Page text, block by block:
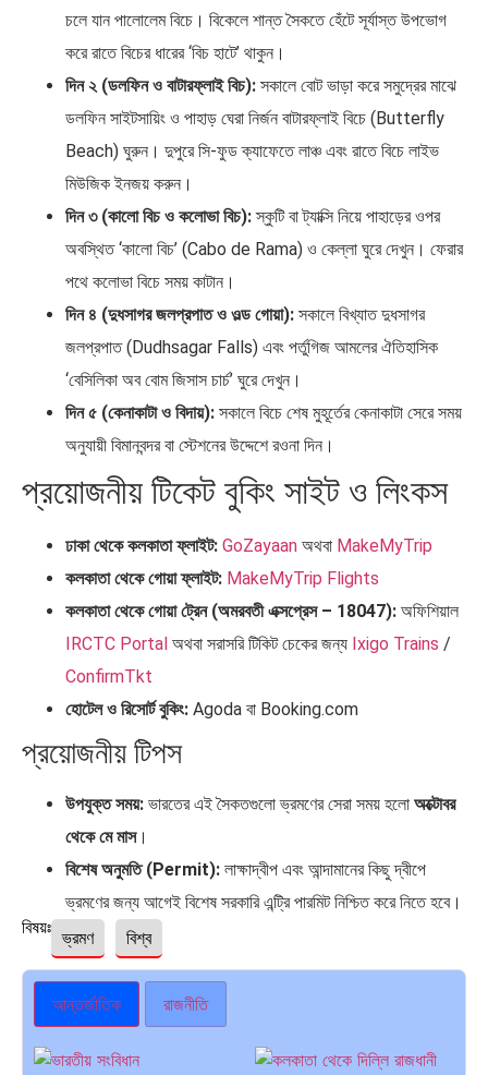
চলে যান পালোলেম বিচে। বিকেলে শান্ত সৈকতে হেঁটে সূর্যাস্ত উপভোগ
করে রাতে বিচের ধারের ‘বিচ হাটে’ থাকুন।
দিন ২ (ডলফিন ও বাটারফ্লাই বিচ): সকালে বোট ভাড়া করে সমুদ্রের মাঝে
ডলফিন সাইটসায়িং ও পাহাড় ঘেরা নির্জন বাটারফ্লাই বিচে (Butterfly
Beach) ঘুরুন। দুপুরে সি-ফুড ক্যাফেতে লাঞ্চ এবং রাতে বিচে লাইভ
মিউজিক ইনজয় করুন।
দিন ৩ (কালো বিচ ও কলোভা বিচ):স্কুটি বা ট্যাক্সি নিয়ে পাহাড়ের ওপর
অবস্থিত ‘কালো বিচ’ (Cabo de Rama) ও কেল্লা ঘুরে দেখুন। ফেরার
পথে কলোভা বিচে সময় কাটান।
দিন ৪ (দুধসাগর জলপ্রপাত ও ওল্ড গোয়া): সকালে বিখ্যাত দুধসাগর
জলপ্রপাত (Dudhsagar Falls) এবং পর্তুগিজ আমলের ঐতিহাসিক
‘বেসিলিকা অব বোম জিসাস চার্চ’ ঘুরে দেখুন।
দিন ৫ (কেনাকাটা ও বিদায়): সকালে বিচে শেষ মুহূর্তের কেনাকাটা সেরে সময়
অনুযায়ী বিমানবন্দর বা স্টেশনের উদ্দেশে রওনা দিন।
প্রয়োজনীয় টিকেট বুকিং সাইট ও লিংকস
ঢাকা থেকে কলকাতা ফ্লাইট: GoZayaan অথবা MakeMyTrip
কলকাতা থেকে গোয়া ফ্লাইট: MakeMyTrip Flights
কলকাতা থেকে গোয়া ট্রেন (অমরবতী এক্সপ্রেস – 18047): অফিশিয়াল
IRCTC Portal অথবা সরাসরি টিকিট চেকের জন্য Ixigo Trains /
ConfirmTkt
হোটেল ও রিসোর্ট বুকিং: Agoda বা Booking.com
প্রয়োজনীয় টিপস
উপযুক্ত সময়: ভারতের এই সৈকতগুলো ভ্রমণের সেরা সময় হলো অক্টোবর
থেকে মে মাস।
বিশেষ অনুমতি (Permit): লাক্ষাদ্বীপ এবং আন্দামানের কিছু দ্বীপে
ভ্রমণের জন্য আগেই বিশেষ সরকারি এন্ট্রি পারমিট নিশ্চিত করে নিতে হবে।
বিষয়ঃ ভ্রমণ বিশ্ব
আন্তর্জাতিক রাজনীতি